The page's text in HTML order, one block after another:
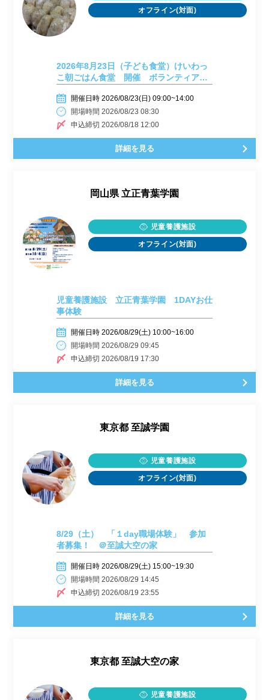
オフライン(対面)
2026年8月23日（子ども食堂）けいわっ
こ朝ごはん食堂 開催 ボランティアに
開催日時 2026/08/23(日) 09:00~14:00
開場時間 2026/08/23 08:30
申込締切 2026/08/18 12:00
詳細を見る
岡山県 立正青葉学園
児童養護施設
オフライン(対面)
児童養護施設 立正青葉学園 1DAYお仕
事体験
開催日時 2026/08/29(土) 10:00~16:00
開場時間 2026/08/29 09:45
申込締切 2026/08/19 17:30
詳細を見る
東京都 至誠学園
児童養護施設
オフライン(対面)
8/29（土） 「１day職場体験」 参加
者募集！ ＠至誠大空の家
開催日時 2026/08/29(土) 15:00~19:30
開場時間 2026/08/29 14:45
申込締切 2026/08/19 23:55
詳細を見る
東京都 至誠大空の家
児童養護施設